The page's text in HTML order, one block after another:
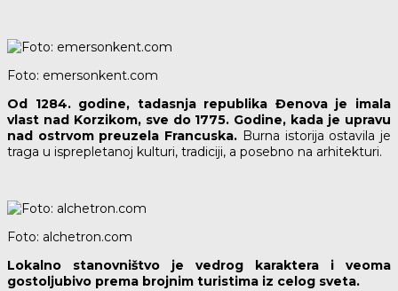
Foto: emersonkent.com
Od 1284. godine, tadasnja republika Đenova je imala
vlast nad Korzikom, sve do 1775. Godine, kada je upravu
nad ostrvom preuzela Francuska. Burna istorija ostavila je
traga u isprepletanoj kulturi, tradiciji, a posebno na arhitekturi.
Foto: alchetron.com
Lokalno stanovništvo je vedrog karaktera i veoma
gostoljubivo prema brojnim turistima iz celog sveta.